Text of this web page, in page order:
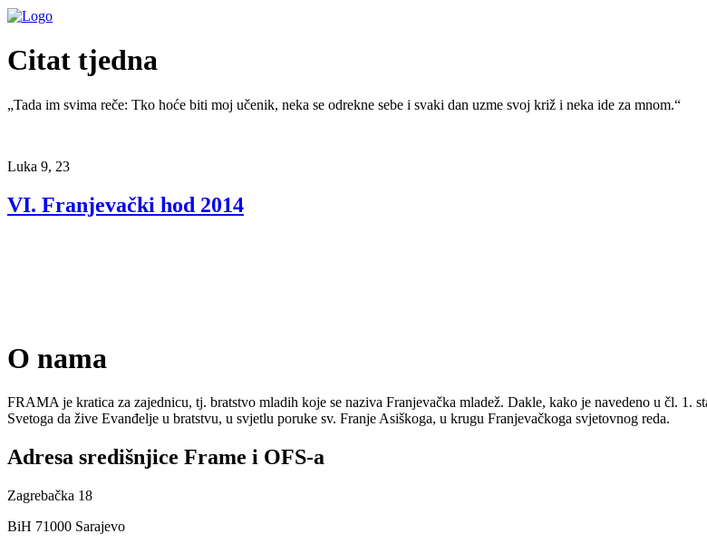
Citat tjedna
„Tada im svima reče: Tko hoće biti moj učenik, neka se odrekne sebe i svaki dan uzme svoj križ i neka ide za mnom.“
Luka 9, 23
VI. Franjevački hod 2014
O nama
FRAMA je kratica za zajednicu, tj. bratstvo mladih koje se naziva Franjevačka mladež. Dakle, kako je navedeno u čl. 1.
Svetoga da žive Evanđelje u bratstvu, u svjetlu poruke sv. Franje Asiškoga, u krugu Franjevačkoga svjetovnog reda.
Adresa središnjice Frame i OFS-a
Zagrebačka 18
BiH 71000 Sarajevo